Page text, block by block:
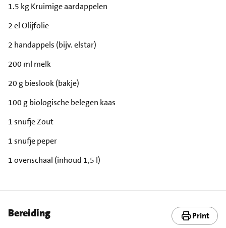
1.5 kg Kruimige aardappelen
2 el Olijfolie
2 handappels (bijv. elstar)
200 ml melk
20 g bieslook (bakje)
100 g biologische belegen kaas
1 snufje Zout
1 snufje peper
1 ovenschaal (inhoud 1,5 l)
Bereiding Print